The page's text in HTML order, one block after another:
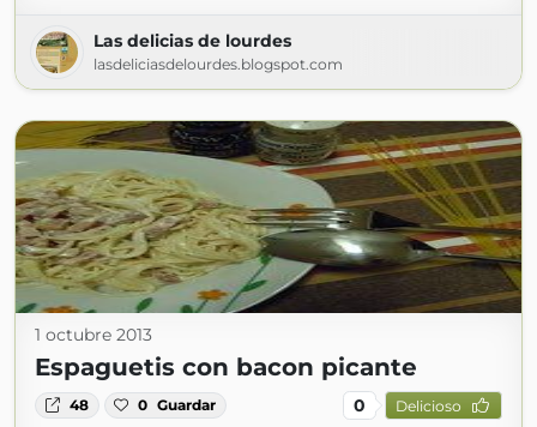
Las delicias de lourdes
lasdeliciasdelourdes.blogspot.com
1 octubre 2013
Espaguetis con bacon picante
48 0 Guardar 0 Delicioso